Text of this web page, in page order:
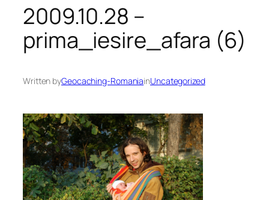
2009.10.28 –
prima_iesire_afara (6)
Written byGeocaching-RomaniainUncategorized